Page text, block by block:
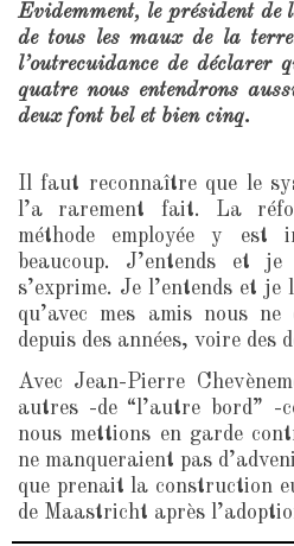
Evidemment, le président de
de tous les maux de la
l’outrecuidance de déclarer
quatre nous entendrons
deux font bel et bien cinq.
Il faut reconnaître que le
l’a rarement fait. La
méthode employée y est
beaucoup. J’entends et
s’exprime. Je l’entends et
qu’avec mes amis nous ne
depuis des années, voire des
Avec Jean-Pierre
autres -de “l’autre bord” -
nous mettions en garde
ne manqueraient pas
que prenait la construction
de Maastricht après